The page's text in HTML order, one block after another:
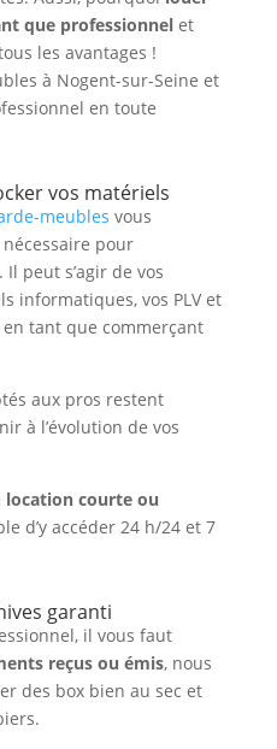
que professionnel et
les avantages !
à Nogent-sur-Seine et
en toute
vos matériels
meubles vous
pour
peut s’agir de vos
informatiques, vos PLV et
tant que commerçant
aux pros restent
à l’évolution de vos
location courte ou
d’y accéder 24 h/24 et 7
garanti
il vous faut
reçus ou émis, nous
des box bien au sec et